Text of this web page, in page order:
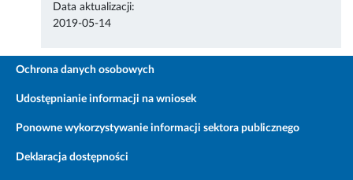
Data aktualizacji:
2019-05-14
Ochrona danych osobowych
Udostępnianie informacji na wniosek
Ponowne wykorzystywanie informacji sektora publicznego
Deklaracja dostępności